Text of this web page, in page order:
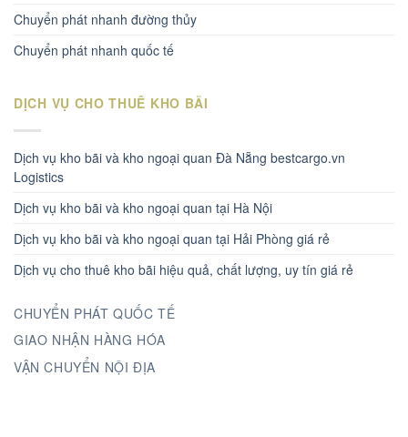
Chuyển phát nhanh đường thủy
Chuyển phát nhanh quốc tế
DỊCH VỤ CHO THUÊ KHO BÃI
Dịch vụ kho bãi và kho ngoại quan Đà Nẵng bestcargo.vn
Logistics
Dịch vụ kho bãi và kho ngoại quan tại Hà Nội
Dịch vụ kho bãi và kho ngoại quan tại Hải Phòng giá rẻ
Dịch vụ cho thuê kho bãi hiệu quả, chất lượng, uy tín giá rẻ
CHUYỂN PHÁT QUỐC TẾ
GIAO NHẬN HÀNG HÓA
VẬN CHUYỂN NỘI ĐỊA